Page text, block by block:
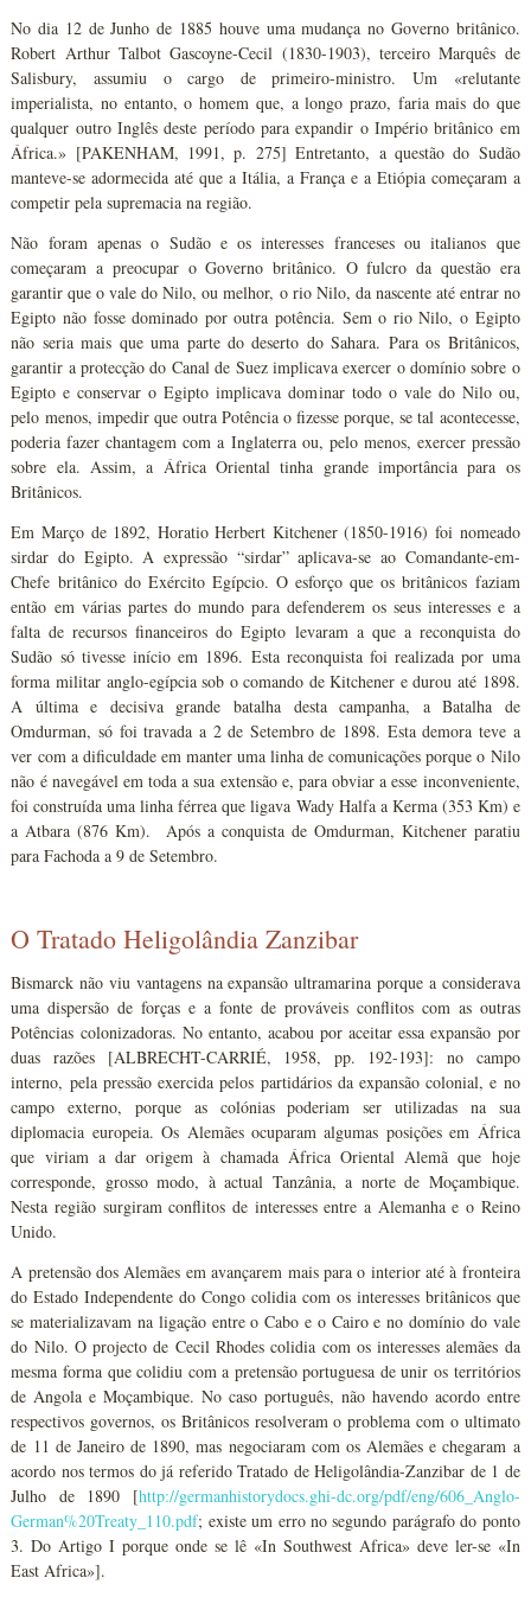
No dia 12 de Junho de 1885 houve uma mudança no Governo britânico.
Robert Arthur Talbot Gascoyne-Cecil (1830-1903), terceiro Marquês de
Salisbury, assumiu o cargo de primeiro-ministro. Um «relutante
imperialista, no entanto, o homem que, a longo prazo, faria mais do que
qualquer outro Inglês deste período para expandir o Império britânico em
África.» [PAKENHAM, 1991, p. 275] Entretanto, a questão do Sudão
manteve-se adormecida até que a Itália, a França e a Etiópia começaram a
competir pela supremacia na região.
Não foram apenas o Sudão e os interesses franceses ou italianos que
começaram a preocupar o Governo britânico. O fulcro da questão era
garantir que o vale do Nilo, ou melhor, o rio Nilo, da nascente até entrar no
Egipto não fosse dominado por outra potência. Sem o rio Nilo, o Egipto
não seria mais que uma parte do deserto do Sahara. Para os Britânicos,
garantir a protecção do Canal de Suez implicava exercer o domínio sobre o
Egipto e conservar o Egipto implicava dominar todo o vale do Nilo ou,
pelo menos, impedir que outra Potência o fizesse porque, se tal acontecesse,
poderia fazer chantagem com a Inglaterra ou, pelo menos, exercer pressão
sobre ela. Assim, a África Oriental tinha grande importância para os
Britânicos.
Em Março de 1892, Horatio Herbert Kitchener (1850-1916) foi nomeado
sirdar do Egipto. A expressão “sirdar” aplicava-se ao Comandante-em-
Chefe britânico do Exército Egípcio. O esforço que os britânicos faziam
então em várias partes do mundo para defenderem os seus interesses e a
falta de recursos financeiros do Egipto levaram a que a reconquista do
Sudão só tivesse início em 1896. Esta reconquista foi realizada por uma
forma militar anglo-egípcia sob o comando de Kitchener e durou até 1898.
A última e decisiva grande batalha desta campanha, a Batalha de
Omdurman, só foi travada a 2 de Setembro de 1898. Esta demora teve a
ver com a dificuldade em manter uma linha de comunicações porque o Nilo
não é navegável em toda a sua extensão e, para obviar a esse inconveniente,
foi construída uma linha férrea que ligava Wady Halfa a Kerma (353 Km) e
a Atbara (876 Km). Após a conquista de Omdurman, Kitchener paratiu
para Fachoda a 9 de Setembro.
O Tratado Heligolândia Zanzibar
Bismarck não viu vantagens na expansão ultramarina porque a considerava
uma dispersão de forças e a fonte de prováveis conflitos com as outras
Potências colonizadoras. No entanto, acabou por aceitar essa expansão por
duas razões [ALBRECHT-CARRIÉ, 1958, pp. 192-193]: no campo
interno, pela pressão exercida pelos partidários da expansão colonial, e no
campo externo, porque as colónias poderiam ser utilizadas na sua
diplomacia europeia. Os Alemães ocuparam algumas posições em África
que viriam a dar origem à chamada África Oriental Alemã que hoje
corresponde, grosso modo, à actual Tanzânia, a norte de Moçambique.
Nesta região surgiram conflitos de interesses entre a Alemanha e o Reino
Unido.
A pretensão dos Alemães em avançarem mais para o interior até à fronteira
do Estado Independente do Congo colidia com os interesses britânicos que
se materializavam na ligação entre o Cabo e o Cairo e no domínio do vale
do Nilo. O projecto de Cecil Rhodes colidia com os interesses alemães da
mesma forma que colidiu com a pretensão portuguesa de unir os territórios
de Angola e Moçambique. No caso português, não havendo acordo entre
respectivos governos, os Britânicos resolveram o problema com o ultimato
de 11 de Janeiro de 1890, mas negociaram com os Alemães e chegaram a
acordo nos termos do já referido Tratado de Heligolândia-Zanzibar de 1 de
Julho de 1890 [http://germanhistorydocs.ghi-dc.org/pdf/eng/606_Anglo-
German%20Treaty_110.pdf; existe um erro no segundo parágrafo do ponto
3. Do Artigo I porque onde se lê «In Southwest Africa» deve ler-se «In
East Africa»].